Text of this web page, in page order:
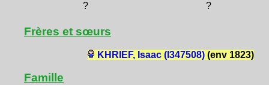
?
?
Frères et sœurs
KHRIEF, Isaac (I347508)(env 1823)
Famille